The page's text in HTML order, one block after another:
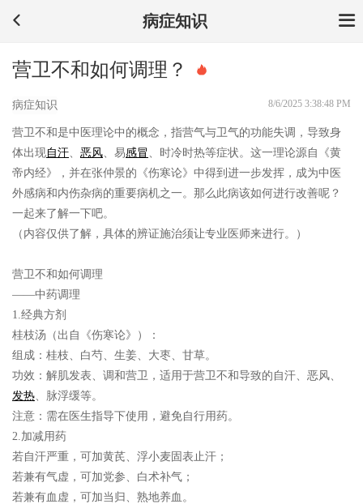
病症知识
营卫不和如何调理？
病症知识 8/6/2025 3:38:48 PM
营卫不和是中医理论中的概念，指营气与卫气的功能失调，导致身
体出现自汗、 恶风、易感冒 、时冷时热等症状。这一理论源自《黄
帝内经》，并在张仲景的《伤寒论》中得到进一步发挥，成为中医
外感病和内伤杂病的重要病机之一。那么此病该如何进行改善呢？
一起来了解一下吧。
（内容仅供了解，具体的辨证施治须让专业医师来进行。）
营卫不和如何调理
——中药调理
1.经典方剂
桂枝汤（出自《伤寒论》）：
组成：桂枝、白芍、生姜、大枣、甘草。
功效：解肌发表、调和营卫，适用于营卫不和导致的自汗、恶风、
发热、脉浮缓等。
注意：需在医生指导下使用，避免自行用药。
2.加减用药
若自汗严重，可加黄芪、浮小麦固表止汗；
若兼有气虚，可加党参、白术补气；
若兼有血虚，可加当归、熟地养血。